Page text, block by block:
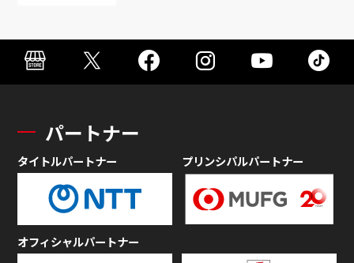
パートナー
タイトルパートナー プリンシパルパートナー
オフィシャルパートナー